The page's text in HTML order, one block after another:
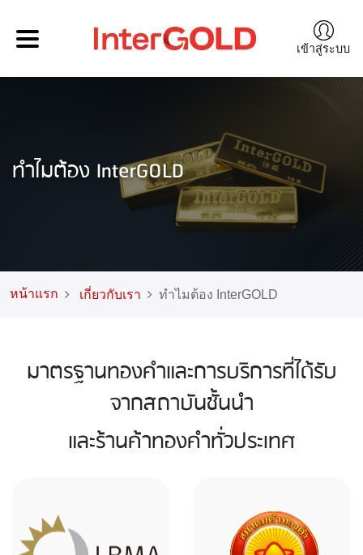
เข้าสู่ระบบ
ทำไมต้อง InterGOLD
หน้าแรก เกี่ยวกับเรา ทำไมต้อง InterGOLD
มาตรฐานทองคำและการบริการที่ได้รับ
จากสถาบันช้ันนำ
และร้านค้าทองคำท่ัวประเทศ